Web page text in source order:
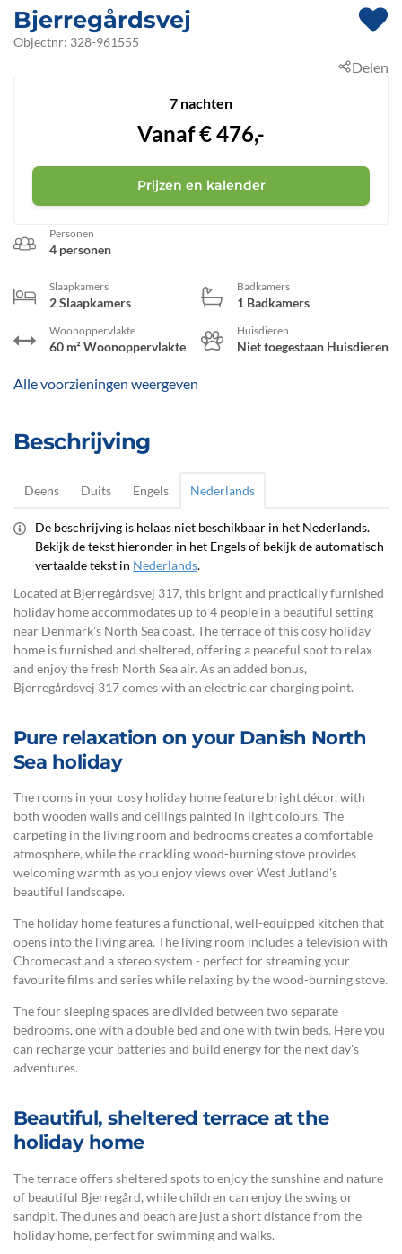
Bjerregårdsvej
- Bjerregård
Objectnr: 328-961555
Personen
4 personen
Slaapkamers
2 Slaapkamers
Badkamers
1 Badkamers
Woonoppervlakte
60 m² Woonoppervlakte
Huisdieren
Niet toegestaan Huisdieren
Alle voorzieningen weergeven
Beschrijving
Deens Duits Engels Nederlands
De beschrijving is helaas niet beschikbaar in het Nederlands.
Bekijk de tekst hieronder in het Engels of bekijk de automatisch
vertaalde tekst in Nederlands.
Located at Bjerregårdsvej 317, this bright and practically furnished
holiday home accommodates up to 4 people in a beautiful setting
near Denmark's North Sea coast. The terrace of this cosy holiday
home is furnished and sheltered, offering a peaceful spot to relax
and enjoy the fresh North Sea air. As an added bonus,
Bjerregårdsvej 317 comes with an electric car charging point.
Pure relaxation on your Danish North
Sea holiday
The rooms in your cosy holiday home feature bright décor, with
both wooden walls and ceilings painted in light colours. The
carpeting in the living room and bedrooms creates a comfortable
atmosphere, while the crackling wood-burning stove provides
welcoming warmth as you enjoy views over West Jutland's
beautiful landscape.
The holiday home features a functional, well-equipped kitchen that
opens into the living area. The living room includes a television with
Chromecast and a stereo system - perfect for streaming your
favourite films and series while relaxing by the wood-burning stove.
The four sleeping spaces are divided between two separate
bedrooms, one with a double bed and one with twin beds. Here you
can recharge your batteries and build energy for the next day's
adventures.
Beautiful, sheltered terrace at the
holiday home
The terrace offers sheltered spots to enjoy the sunshine and nature
of beautiful Bjerregård, while children can enjoy the swing or
sandpit. The dunes and beach are just a short distance from the
holiday home, perfect for swimming and walks.
Delen
7 nachten
Vanaf€476,-
Prijzen en kalender